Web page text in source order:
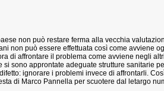
non può restare ferma alla vecchia
non può essere effettuata così come avviene
di affrontare il problema come avviene negli
sono approntate adeguate strutture sanitarie
ignorare i problemi invece di affrontarli.
di Marco Pannella per scuotere dal letargo